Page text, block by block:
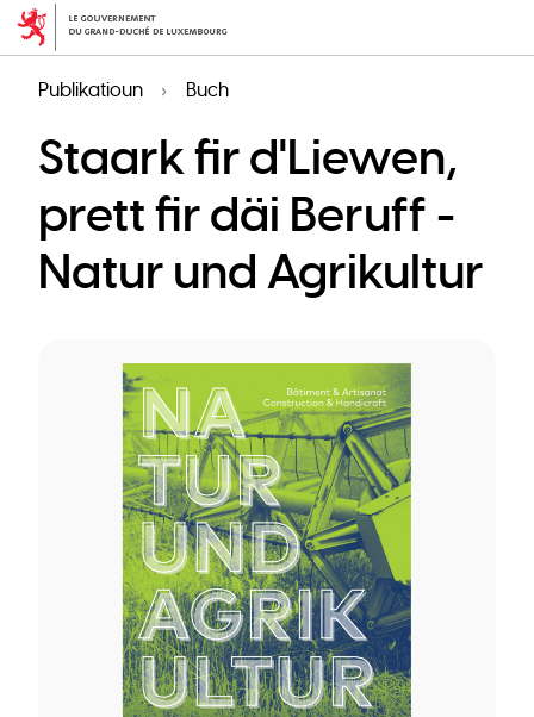
Skip
contentPublikatioun Buch
Staark fir d'Liewen,
prett fir däi Beruff -
Natur und Agrikultur